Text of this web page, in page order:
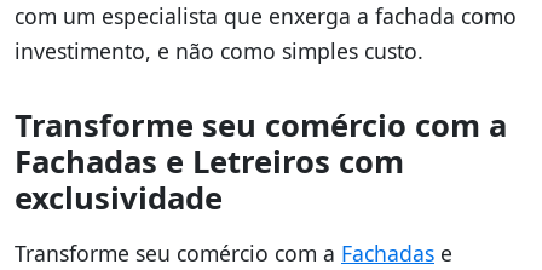
com um especialista que enxerga a fachada como
investimento, e não como simples custo.
Transforme seu comércio com a
Fachadas e Letreiros com
exclusividade
Transforme seu comércio com a Fachadas e